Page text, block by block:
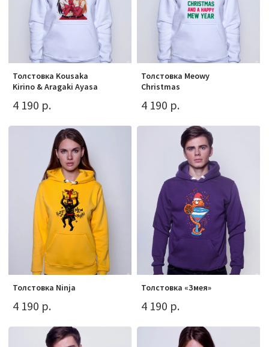
Толстовка Kousaka
Kirino & Aragaki Ayasa
4 190 р.
Толстовка Meowy
Christmas
4 190 р.
Толстовка Ninja
4 190 р.
Толстовка «Змея»
4 190 р.